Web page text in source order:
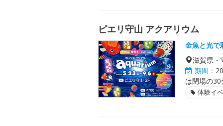
ピエリ守山 アクアリウム
金魚と光で
滋賀県・
期間：
は閉場の
体験イ